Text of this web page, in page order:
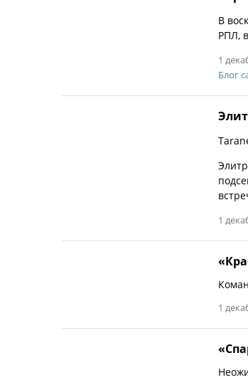
В
РПЛ,
1
Блог
1
1